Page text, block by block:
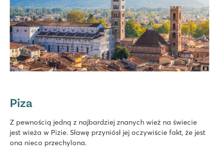
Piza
Z pewnością jedną z najbardziej znanych wież na świecie
jest wieża w Pizie. Sławę przyniósł jej oczywiście fakt, że jest
ona nieco przechylona.